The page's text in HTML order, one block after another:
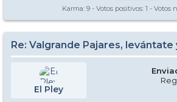
Karma: 9 - Votos positivos: 1 - Votos
Re: Valgrande Pajares, levántate
El Pley